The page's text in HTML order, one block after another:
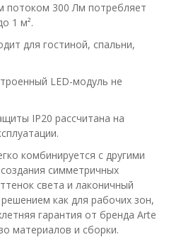
300 Лм потребляет
1 м².
для гостиной, спальни,
LED-модуль не
IP20 рассчитана на
комбинируется с другими
симметричных
света и лаконичный
как для рабочих зон,
гарантия от бренда Arte
материалов и сборки.